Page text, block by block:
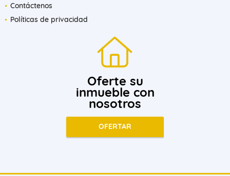
Contáctenos
Políticas de privacidad
Oferte su
inmueble con
nosotros
OFERTAR